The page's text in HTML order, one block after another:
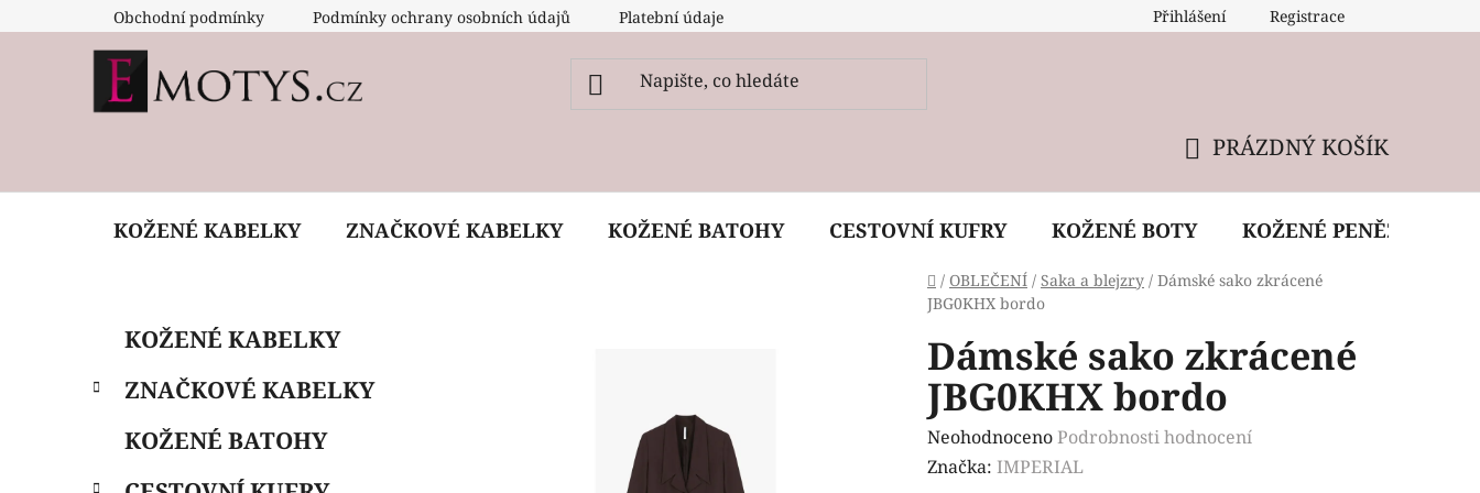
na
Obchodní podmínky Podmínky ochrany osobních údajů Platební údaje Reklamační podmínky
Přihlášení Registrace
KOŠÍK
PRÁZDNÝ KOŠÍK
KOŽENÉ KABELKY ZNAČKOVÉ KABELKY KOŽENÉ BATOHY CESTOVNÍ KUFRY KOŽENÉ BOTY KOŽENÉ PENĚŽENKY
Domů
/ OBLEČENÍ / Saka a blejzry / Dámské sako zkrácené
JBG0KHX bordo
s
Přeskočit
kategorie
e
KOŽENÉ KABELKY
ZNAČKOVÉ KABELKY
KOŽENÉ BATOHY
Dámské sako zkrácené
JBG0KHX bordo
Průměrné
hodnocení
NeohodnocenoPodrobnosti hodnocení
Značka: IMPERIAL